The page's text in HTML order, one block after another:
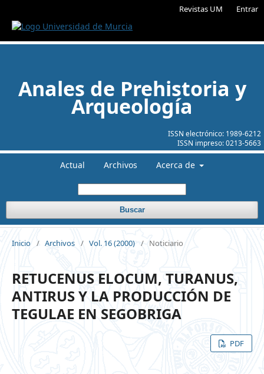
Revistas UM Entrar
ISSN electrónico: 1989-6212
ISSN impreso:0213-5663
Anales de Prehistoria y
Arqueología
Actual Archivos Acerca de
Buscar
Inicio / Archivos / Vol. 16 (2000) / Noticiario
RETUCENUS ELOCUM, TURANUS,
ANTIRUS Y LA PRODUCCIÓN DE
TEGULAE EN SEGOBRIGA
PDF